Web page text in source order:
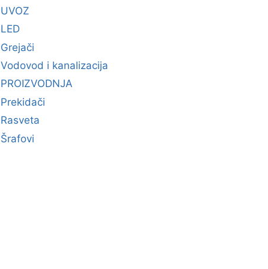
UVOZ
LED
Grejači
Vodovod i kanalizacija
PROIZVODNJA
Prekidači
Rasveta
Šrafovi